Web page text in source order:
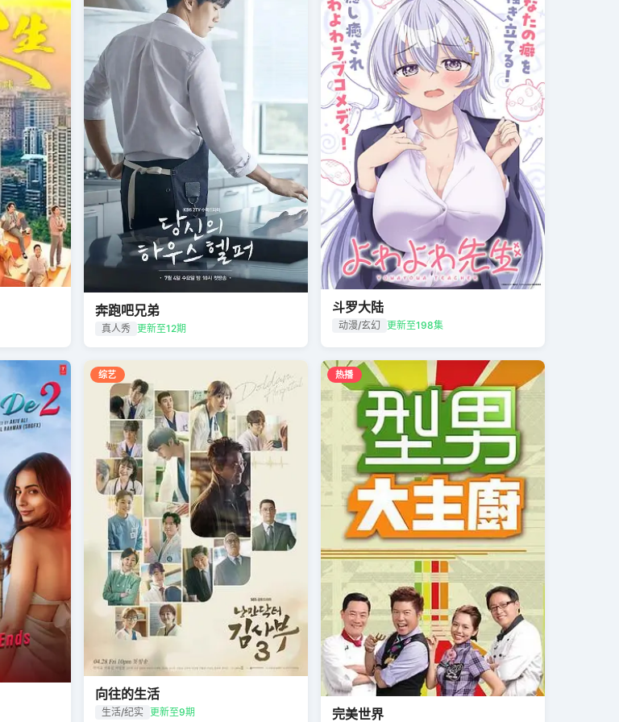
奔跑吧兄弟
真人秀 更新至12期
斗罗大陆
动漫/玄幻 更新至198集
综艺
向往的生活
生活/纪实 更新至9期
热播
完美世界